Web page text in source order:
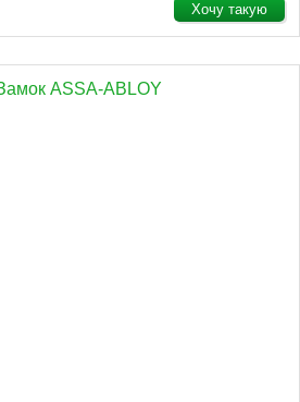
Хочу такую
ASSA-ABLOY